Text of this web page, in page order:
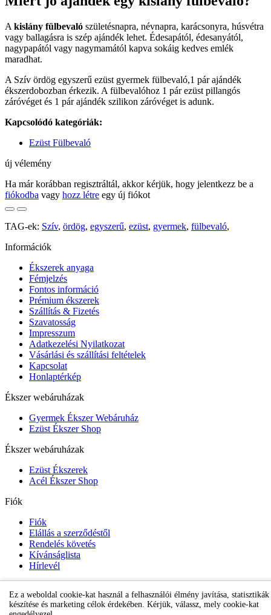
A kislány fülbevaló születésnapra, névnapra, karácsonyra, húsvétra
vagy ballagásra is szép ajándék lehet. Édesapától, édesanyától,
nagypapától vagy nagymamától kapva sokáig kedves emlék
maradhat.
A Szív ördög egyszerű ezüst gyermek fülbevaló,1 pár ajándék
ékszerdobozban érkezik. A fülbevalóhoz 1 pár ezüst pillangós
záróvéget és 1 pár ajándék szilikon záróvéget is adunk.
Kapcsolódó kategóriák:
Ezüst Fülbevaló
új vélemény
Ha már korábban regisztráltál, akkor kérjük, hogy jelentkezz be a
fiókodba vagy hozz létre egy új fiókot
TAG-ek: Szív, ördög, egyszerű, ezüst, gyermek, fülbevaló,
Információk
Ékszerek anyaga
Fémjelzés
Fontos információ
Prémium ékszerek
Szállítás & Fizetés
Szavatosság
Impresszum
Adatkezelési Nyilatkozat
Vásárlási és szállítási feltételek
Kapcsolat
Honlaptérkép
Ékszer webáruházak
Gyermek Ékszer Webáruház
Ezüst Ékszer Shop
Ékszer webáruházak
Ezüst Ékszerek
Acél Ékszer Shop
Fiók
Fiók
Elállás a szerződéstől
Rendelés követés
Kívánságlista
Hírlevél
Gyermek Ékszer Shop
Ez a weboldal cookie-kat használ a felhasználói élmény javítása, statisztikák
készítése és marketing célok érdekében. Kérjük, válassz, mely cookie-kat